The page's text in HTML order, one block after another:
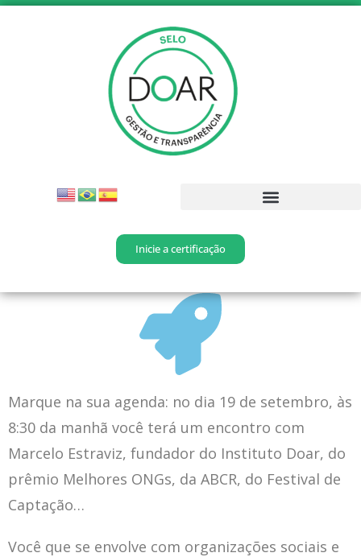
Inicie a certificação
Marque na sua agenda: no dia 19 de setembro, às
8:30 da manhã você terá um encontro com
Marcelo Estraviz, fundador do Instituto Doar, do
prêmio Melhores ONGs, da ABCR, do Festival de
Captação…
Você que se envolve com organizações sociais e